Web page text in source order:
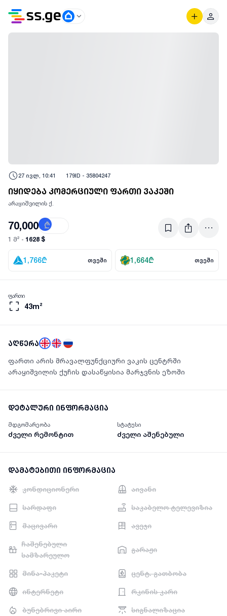
27 ივლ, 10:41 179ID - 35804247
იყიდება კომერციული ფართი ვაკეში
არაყიშვილის ქ.
70,000 ₾
1 მ² - 1628 $
1,766₾ თვეში 1,664₾ თვეში
43m²
ფართი
აღწერა
ფართი არის მრავალფუნქციური ვაკის ცენტრში
არაყიშვილის ქუჩის დასაწყისია მარჯვნის ეზოში
დეტალური ინფორმაცია
მდგომარეობა
ძველი რემონტით
სტატუსი
ძველი აშენებული
დამატებითი ინფორმაცია
კონდიციონერი აივანი
სარდაფი საკაბელო ტელევიზია
მაცივარი ავეჯი
ჩაშენებული
სამზარეულო
გარაჟი
მინა-პაკეტი ცენტ. გათბობა
ინტერნეტი რკინის კარი
ბუნებრივი აირი სიგნალიზაცია